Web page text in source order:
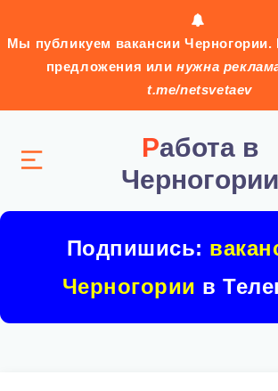
Мы публикуем вакансии Черногории.
предложения илинужна
t.me/netsvetaev
Работа в
Черногории
Подпишись:
Черногории в